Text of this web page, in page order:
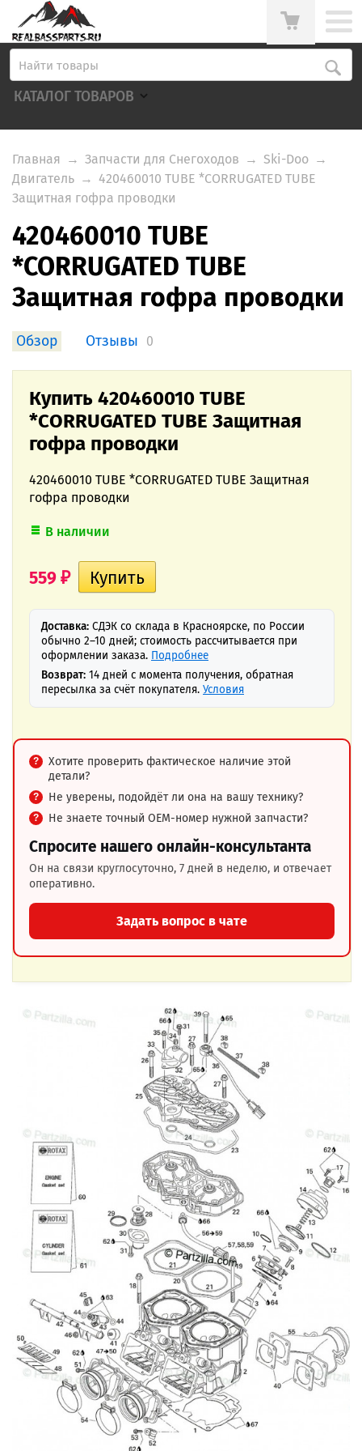
КАТАЛОГ ТОВАРОВ
Главная → Запчасти для Снегоходов → Ski-Doo →
Двигатель → 420460010 TUBE *CORRUGATED TUBE
Защитная гофра проводки
420460010 TUBE
*CORRUGATED TUBE
Защитная гофра проводки
Обзор Отзывы 0
Купить 420460010 TUBE
*CORRUGATED TUBE Защитная
гофра проводки
420460010 TUBE *CORRUGATED TUBE Защитная
гофра проводки
В наличии
559 ₽
Доставка: СДЭК со склада в Красноярске, по России
обычно 2–10 дней; стоимость рассчитывается при
оформлении заказа. Подробнее
Возврат: 14 дней с момента получения, обратная
пересылка за счёт покупателя. Условия
Хотите проверить фактическое наличие этой
детали?
Не уверены, подойдёт ли она на вашу технику?
Не знаете точный OEM-номер нужной запчасти?
Спросите нашего онлайн-консультанта
Он на связи круглосуточно, 7 дней в неделю, и отвечает
оперативно.
Задать вопрос в чате